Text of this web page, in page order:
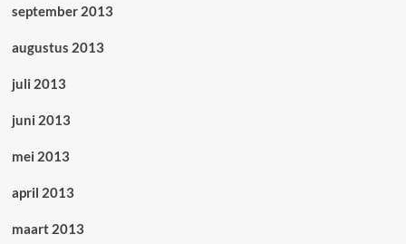
september 2013
augustus 2013
juli 2013
juni 2013
mei 2013
april 2013
maart 2013